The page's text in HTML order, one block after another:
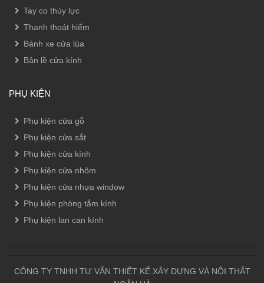
Tay co thủy lực
Thanh thoát hiểm
Bánh xe cửa lùa
Bản lề cửa kính
PHỤ KIỆN
Phụ kiện cửa gỗ
Phụ kiện cửa sắt
Phụ kiện cửa kính
Phụ kiện cửa nhôm
Phụ kiện cửa nhựa window
Phụ kiện phòng tắm kính
Phụ kiện lan can kính
CÔNG TY TNHH TƯ VẤN THIẾT KẾ XÂY DỰNG VÀ NỘI THẤT